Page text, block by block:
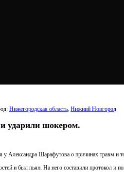
Нижегородская область, Нижний Новгород
ударили шокером.
у Александра Шарафутова о причинах травм и
и был пьян. На него составили